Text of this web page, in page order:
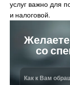
услуг важно для
и налоговой.
со